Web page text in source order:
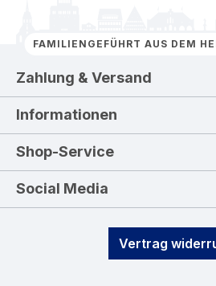
FAMILIENGEFÜHRT AUS DEM
Zahlung & Versand
Informationen
Shop-Service
Social Media
Vertrag